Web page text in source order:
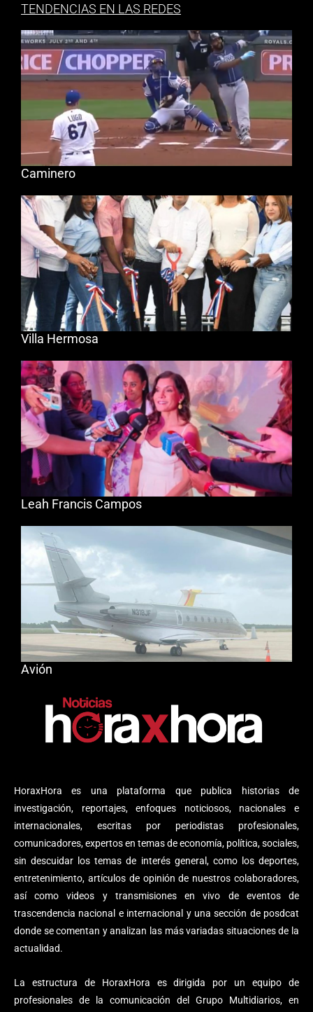
HoraxHora es una plataforma que publica historias de
investigación, reportajes, enfoques noticiosos, nacionales e
internacionales, escritas por periodistas profesionales,
comunicadores, expertos en temas de economía, política, sociales,
sin descuidar los temas de interés general, como los deportes,
entretenimiento, artículos de opinión de nuestros colaboradores,
así como videos y transmisiones en vivo de eventos de
trascendencia nacional e internacional y una sección de posdcat
donde se comentan y analizan las más variadas situaciones de la
actualidad.
La estructura de HoraxHora es dirigida por un equipo de
profesionales de la comunicación del Grupo Multidiarios, en
TENDENCIAS EN LAS REDES
Caminero
Villa Hermosa
Leah Francis Campos
Avión